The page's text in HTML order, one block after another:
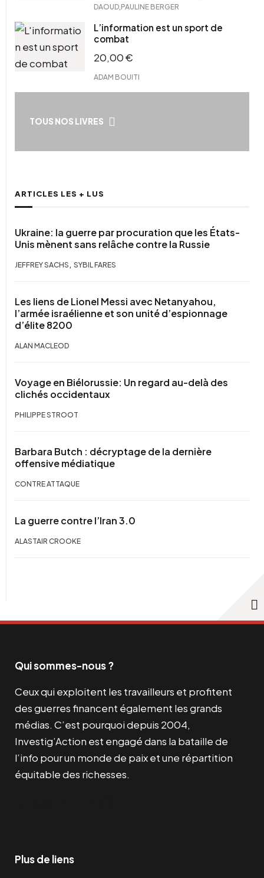
DAOUD PAULINE BERGER
L’information est un sport de
combat
20,00€
ADAM BOUITI
TOUS NOS LIVRES
ARTICLES LES + LUS
Ukraine: la guerre par procuration que les États-
Unis mènent sans relâche contre la Russie
JEFFREY SACHS , SYBIL FARES
Les liens de Lionel Messi avec Netanyahou,
l’armée israélienne et son unité d’espionnage
d’élite 8200
ALAN MACLEOD
Voyage en Biélorussie: Un regard au-delà des
clichés occidentaux
PHILIPPE STROOT
Barbara Butch : décryptage de la dernière
offensive médiatique
CONTRE ATTAQUE
La guerre contre l’Iran 3.0
ALASTAIR CROOKE
Qui sommes-nous ?
Ceux qui exploitent les travailleurs et profitent
des guerres financent également les grands
médias. C’est pourquoi depuis 2004,
Investig’Action est engagé dans la bataille de
l’info pour un monde de paix et une répartition
équitable des richesses.
Plus de liens